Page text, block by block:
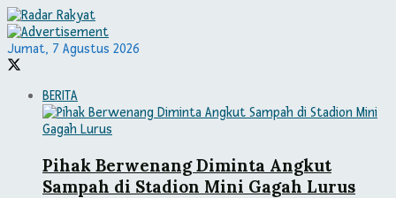
Jumat, 7 Agustus 2026
BERITA
Pihak Berwenang Diminta Angkut
Sampah di Stadion Mini Gagah Lurus